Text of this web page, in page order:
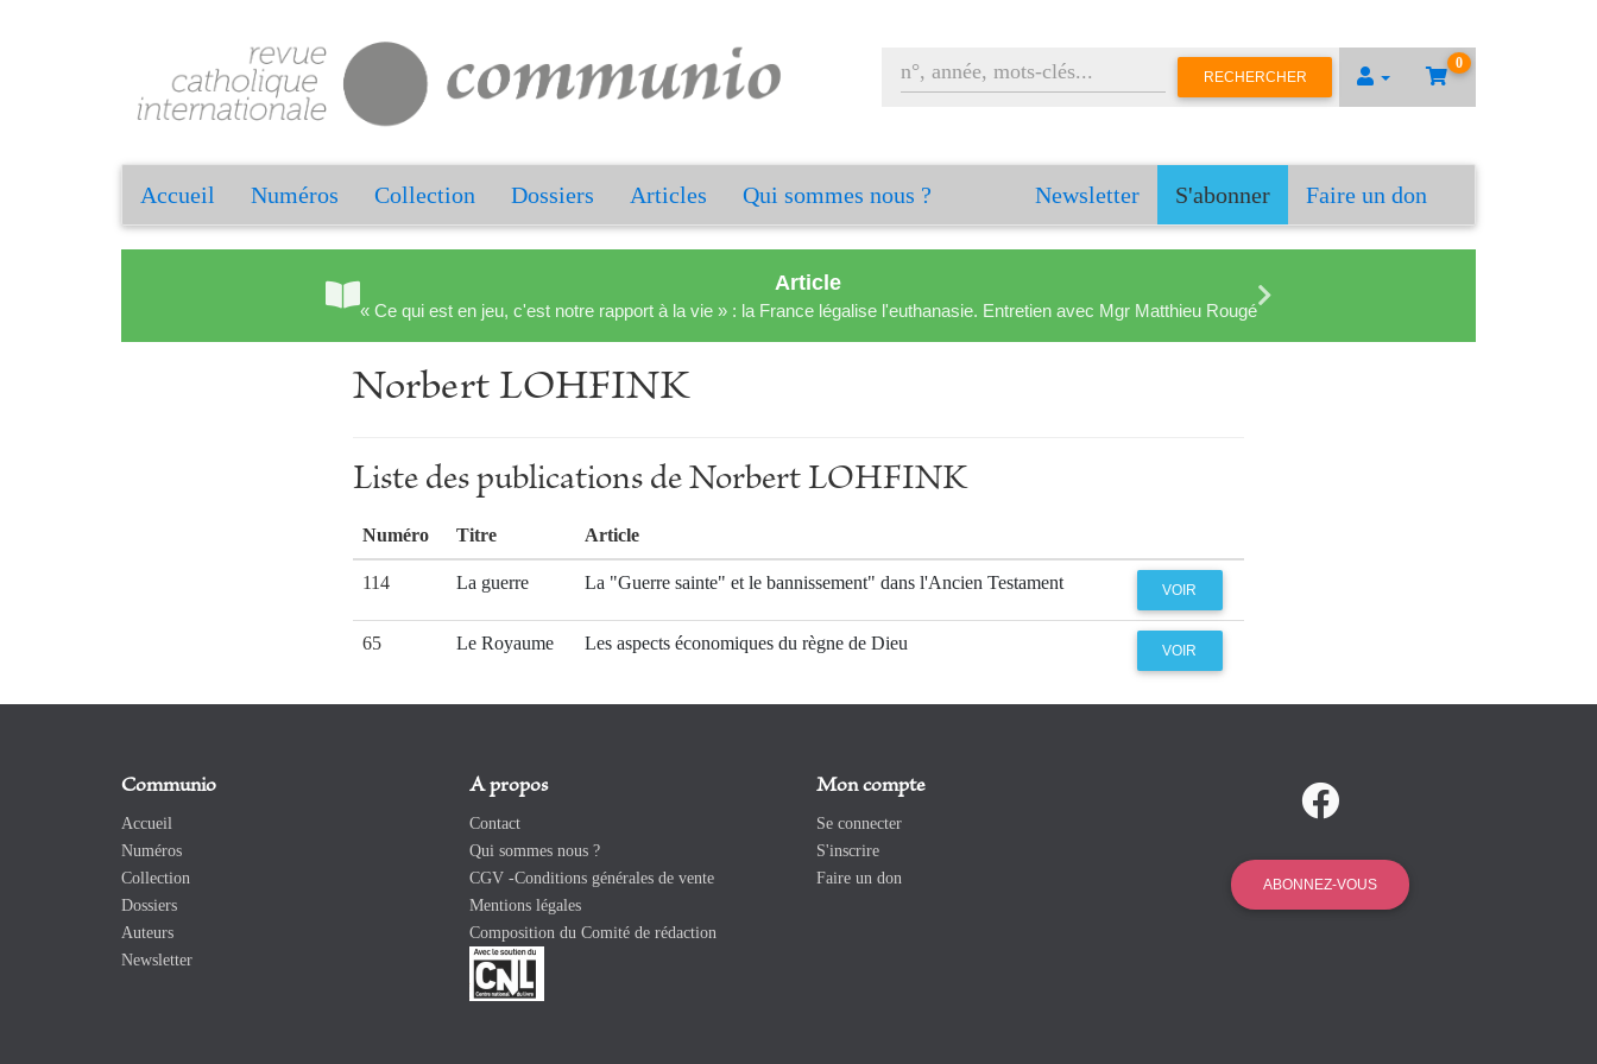
0
RECHERCHER
Accueil Numéros Collection Dossiers Articles Qui sommes nous ? Newsletter S'abonner Faire un don
Article
« Ce qui est en jeu, c'est notre rapport à la vie » : la France légalise l'euthanasie. Entretien avec Mgr Matthieu Rougé
Norbert LOHFINK
Liste des publications de Norbert LOHFINK
Numéro Titre Article
114 La guerre La "Guerre sainte" et le bannissement" dans l'Ancien Testament VOIR
65 Le Royaume Les aspects économiques du règne de Dieu VOIR
Communio
Accueil
Numéros
Collection
Dossiers
Auteurs
Newsletter
A propos
Contact
Qui sommes nous ?
CGV -Conditions générales de vente
Mentions légales
Composition du Comité de rédaction
Mon compte
Se connecter
S'inscrire
Faire un don
ABONNEZ-VOUS